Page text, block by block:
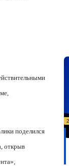
поделился
открыв